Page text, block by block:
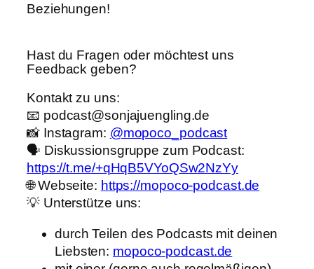
Beziehungen!
Hast du Fragen oder möchtest uns
Feedback geben?
Kontakt zu uns:
📧 podcast@sonjajuengling.de
📸 Instagram: @mopoco_podcast
🗣️ Diskussionsgruppe zum Podcast:
https://t.me/+qHqB5VYoQSw2NzYy
🌐 Webseite: https://mopoco-podcast.de
💡 Unterstütze uns:
durch Teilen des Podcasts mit deinen
Liebsten: mopoco-podcast.de